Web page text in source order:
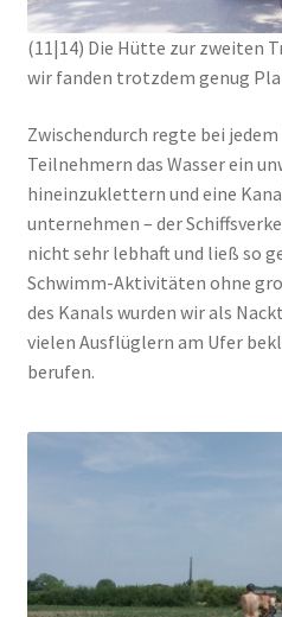
(11|14) Die Hütte zur zweiten
wir fanden trotzdem genug
Zwischendurch regte bei
Teilnehmern das Wasser ein
hineinzuklettern und eine
unternehmen – der
nicht sehr lebhaft und ließ so
Schwimm-Aktivitäten ohne
des Kanals wurden wir als
vielen Ausflüglern am Ufer
berufen.